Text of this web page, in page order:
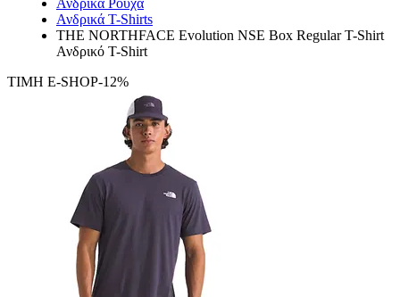
Ανδρικά Ρούχα
Ανδρικά T-Shirts
THE NORTHFACE Evolution NSE Box Regular T-Shirt
Ανδρικό T-Shirt
ΤΙΜΗ E-SHOP-12%